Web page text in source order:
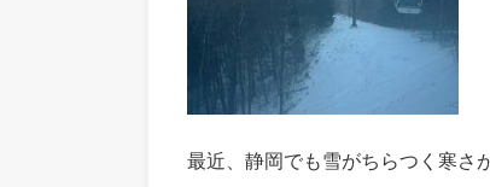
最近、静岡でも雪がちらつく寒さ